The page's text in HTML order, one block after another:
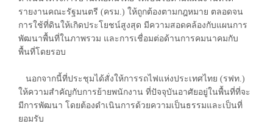
รายงานคณะรัฐมนตรี (ครม.) ให้ถูกต้องตามกฎหมาย ตลอดจน
การใช้ที่ดินให้เกิดประโยชน์สูงสุด มีความสอดคล้องกับแผนการ
พัฒนาพื้นที่ในภาพรวม และการเชื่อมต่อด้านการคมนาคมกับ
พื้นที่โดยรอบ
นอกจากนี้ที่ประชุมได้สั่งให้การรถไฟแห่งประเทศไทย (รฟท.)
ให้ความสำคัญกับการย้ายพนักงาน ที่ปัจจุบันอาศัยอยู่ในพื้นที่ที่จะ
มีการพัฒนา โดยต้องดำเนินการด้วยความเป็นธรรมและเป็นที่
ยอมรับ